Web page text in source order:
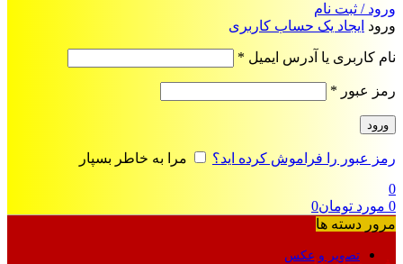
ورود / ثبت نام
ورود ایجاد یک حساب کاربری
نام کاربری یا آدرس ایمیل *
رمز عبور *
ورود
رمز عبور را فراموش کرده اید؟
مرا به خاطر بسپار
0
0 مورد تومان0
مرور دسته ها
تصویر و عکس